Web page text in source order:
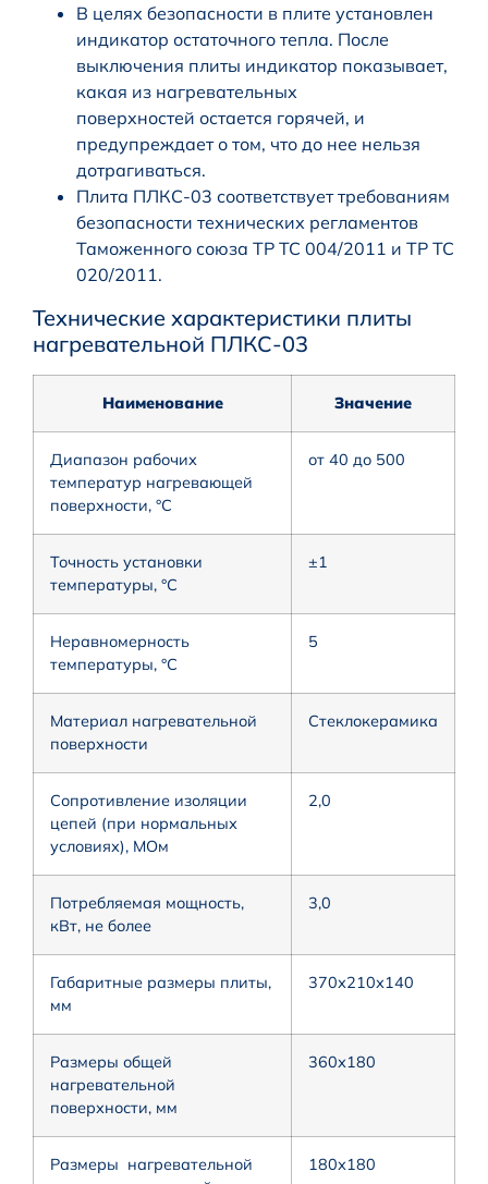
В целях безопасности в плите установлен
индикатор остаточного тепла. После
выключения плиты индикатор показывает,
какая из нагревательных
поверхностей остается горячей, и
предупреждает о том, что до нее нельзя
дотрагиваться.
Плита ПЛКС-03 соответствует требованиям
безопасности технических регламентов
Таможенного союза ТР ТС 004/2011 и ТР ТС
020/2011.
Технические характеристики плиты
нагревательной ПЛКС-03
Наименование Значение
Диапазон рабочих
температур нагревающей
поверхности, °С
от 40 до 500
Точность установки
температуры, °С
±1
Неравномерность
температуры, °С
5
Материал нагревательной
поверхности
Стеклокерамика
Сопротивление изоляции
цепей (при нормальных
условиях), МОм
2,0
Потребляемая мощность,
кВт, не более
3,0
Габаритные размеры плиты,
мм
370х210х140
Размеры общей
нагревательной
поверхности, мм
360х180
Размеры нагревательной
180х180